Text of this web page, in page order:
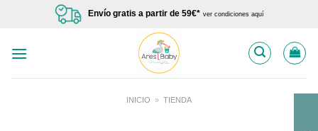
Envío gratis a partir de 59€* ver condiciones aquí
INICIO » TIENDA